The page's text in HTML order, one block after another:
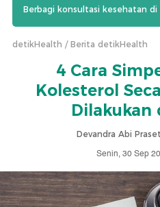
Berbagi konsultasi kesehatan di
detikHealth Berita detikHealth
4 Cara
Kolesterol
Dilakukan
Devandra Abi
Senin, 30 Sep